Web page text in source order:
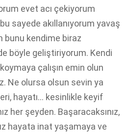
evet acı çekiyorum
sayede akıllanıyorum yavaş
bunu kendime biraz
böyle geliştiriyorum. Kendi
koymaya çalışın emin olun
Ne olursa olsun sevin ya
hayatı… kesinlikle keyif
her şeyden. Başaracaksınız,
hayata inat yaşamaya ve